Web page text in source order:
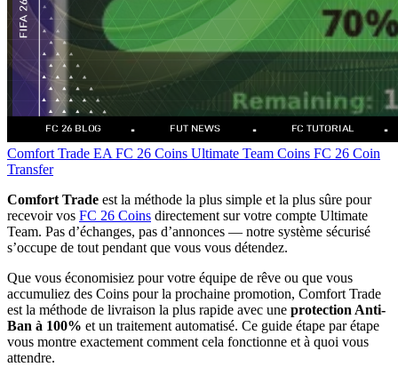
Comfort Trade EA FC 26 Coins Ultimate Team Coins FC 26 Coin
Transfer
Comfort Trade est la méthode la plus simple et la plus sûre pour
recevoir vos FC 26 Coins directement sur votre compte Ultimate
Team. Pas d’échanges, pas d’annonces — notre système sécurisé
s’occupe de tout pendant que vous vous détendez.
Que vous économisiez pour votre équipe de rêve ou que vous
accumuliez des Coins pour la prochaine promotion, Comfort Trade
est la méthode de livraison la plus rapide avec une protection Anti-
Ban à 100% et un traitement automatisé. Ce guide étape par étape
vous montre exactement comment cela fonctionne et à quoi vous
attendre.